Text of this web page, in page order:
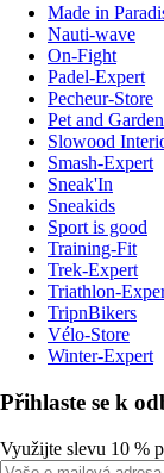
Made in
Nauti-wave
On-Fight
Padel-Expert
Pecheur-Store
Pet and Garden
Slowood
Smash-Expert
Sneak'In
Sneakids
Sport is good
Training-Fit
Trek-Expert
Triathlon-
TripnBikers
Vélo-Store
Winter-Expert
Přihlaste se k
Využijte slevu 10 %